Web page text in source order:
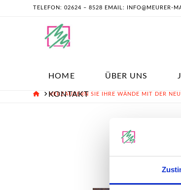
TELEFON: 02624 – 8528 EMAIL: INFO@MEURER-
HOME ÜBER UNS
KONTAKT
HOMEVERZAUBERN SIE IHRE WÄNDE MIT DER